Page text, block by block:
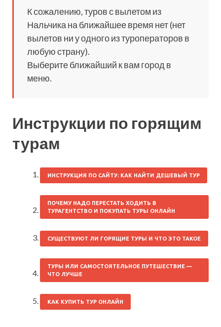
К сожалению, туров с вылетом из
Нальчика на ближайшее время нет (нет
вылетов ни у одного из туроператоров в
любую страну).
Выберите ближайший к вам город в
меню.
Инструкции по горящим
турам
ИНСТРУКЦИЯ ПО САЙТУ: КАК НАЙТИ ДЕШЕВЫЙ ТУР
ПОЧЕМУ НАДО ПЕРЕСТАТЬ ХОДИТЬ В
ТУРАГЕНТСТВО И ПОКУПАТЬ ТУРЫ ОНЛАЙН
СУЩЕСТВУЮТ ЛИ ГОРЯЩИЕ ТУРЫ И ЧТО ЭТО ТАКОЕ
ТУРЫ ИЛИ САМОСТОЯТЕЛЬНОЕ ПУТЕШЕСТВИЕ —
ЧТО ЛУЧШЕ
КАК КУПИТЬ ТУР ОНЛАЙН